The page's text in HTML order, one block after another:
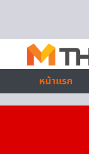
หน้าแรก